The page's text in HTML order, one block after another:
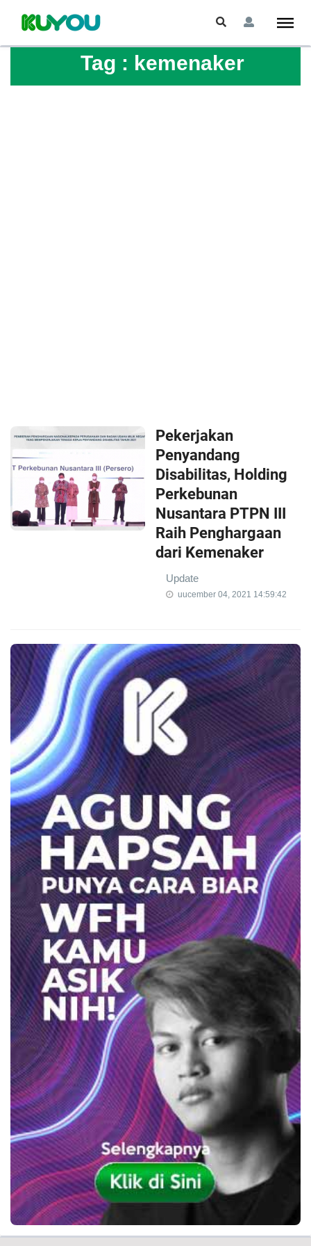
Tag : kemenaker
Pekerjakan
Penyandang
Disabilitas, Holding
Perkebunan
Nusantara PTPN III
Raih Penghargaan
dari Kemenaker
Update
uucember 04, 2021 14:59:42